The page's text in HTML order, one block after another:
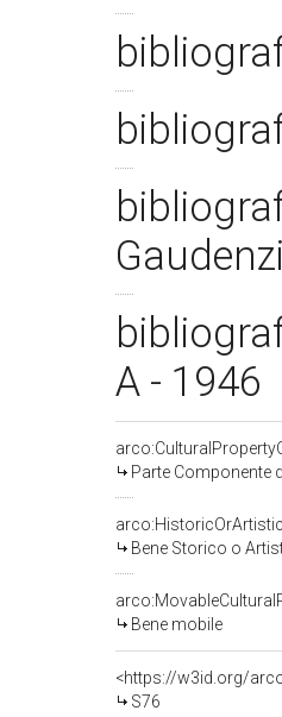
A - 1946
Parte Componente
Bene Storico o
Bene mobile
<https://w3id.org/
S76